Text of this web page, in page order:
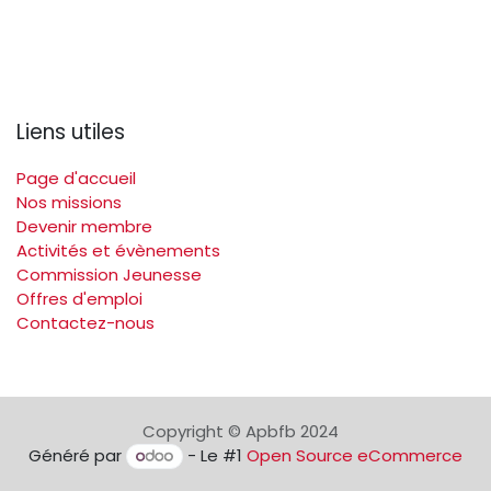
Liens utiles
Page d'accueil
Nos missions
Devenir membre
Activités et évènements
Commission Jeunesse
Offres d'emploi
Contactez-nous
Copyright © Apbfb 2024
Généré par
- Le #1 Open Source eCommerce